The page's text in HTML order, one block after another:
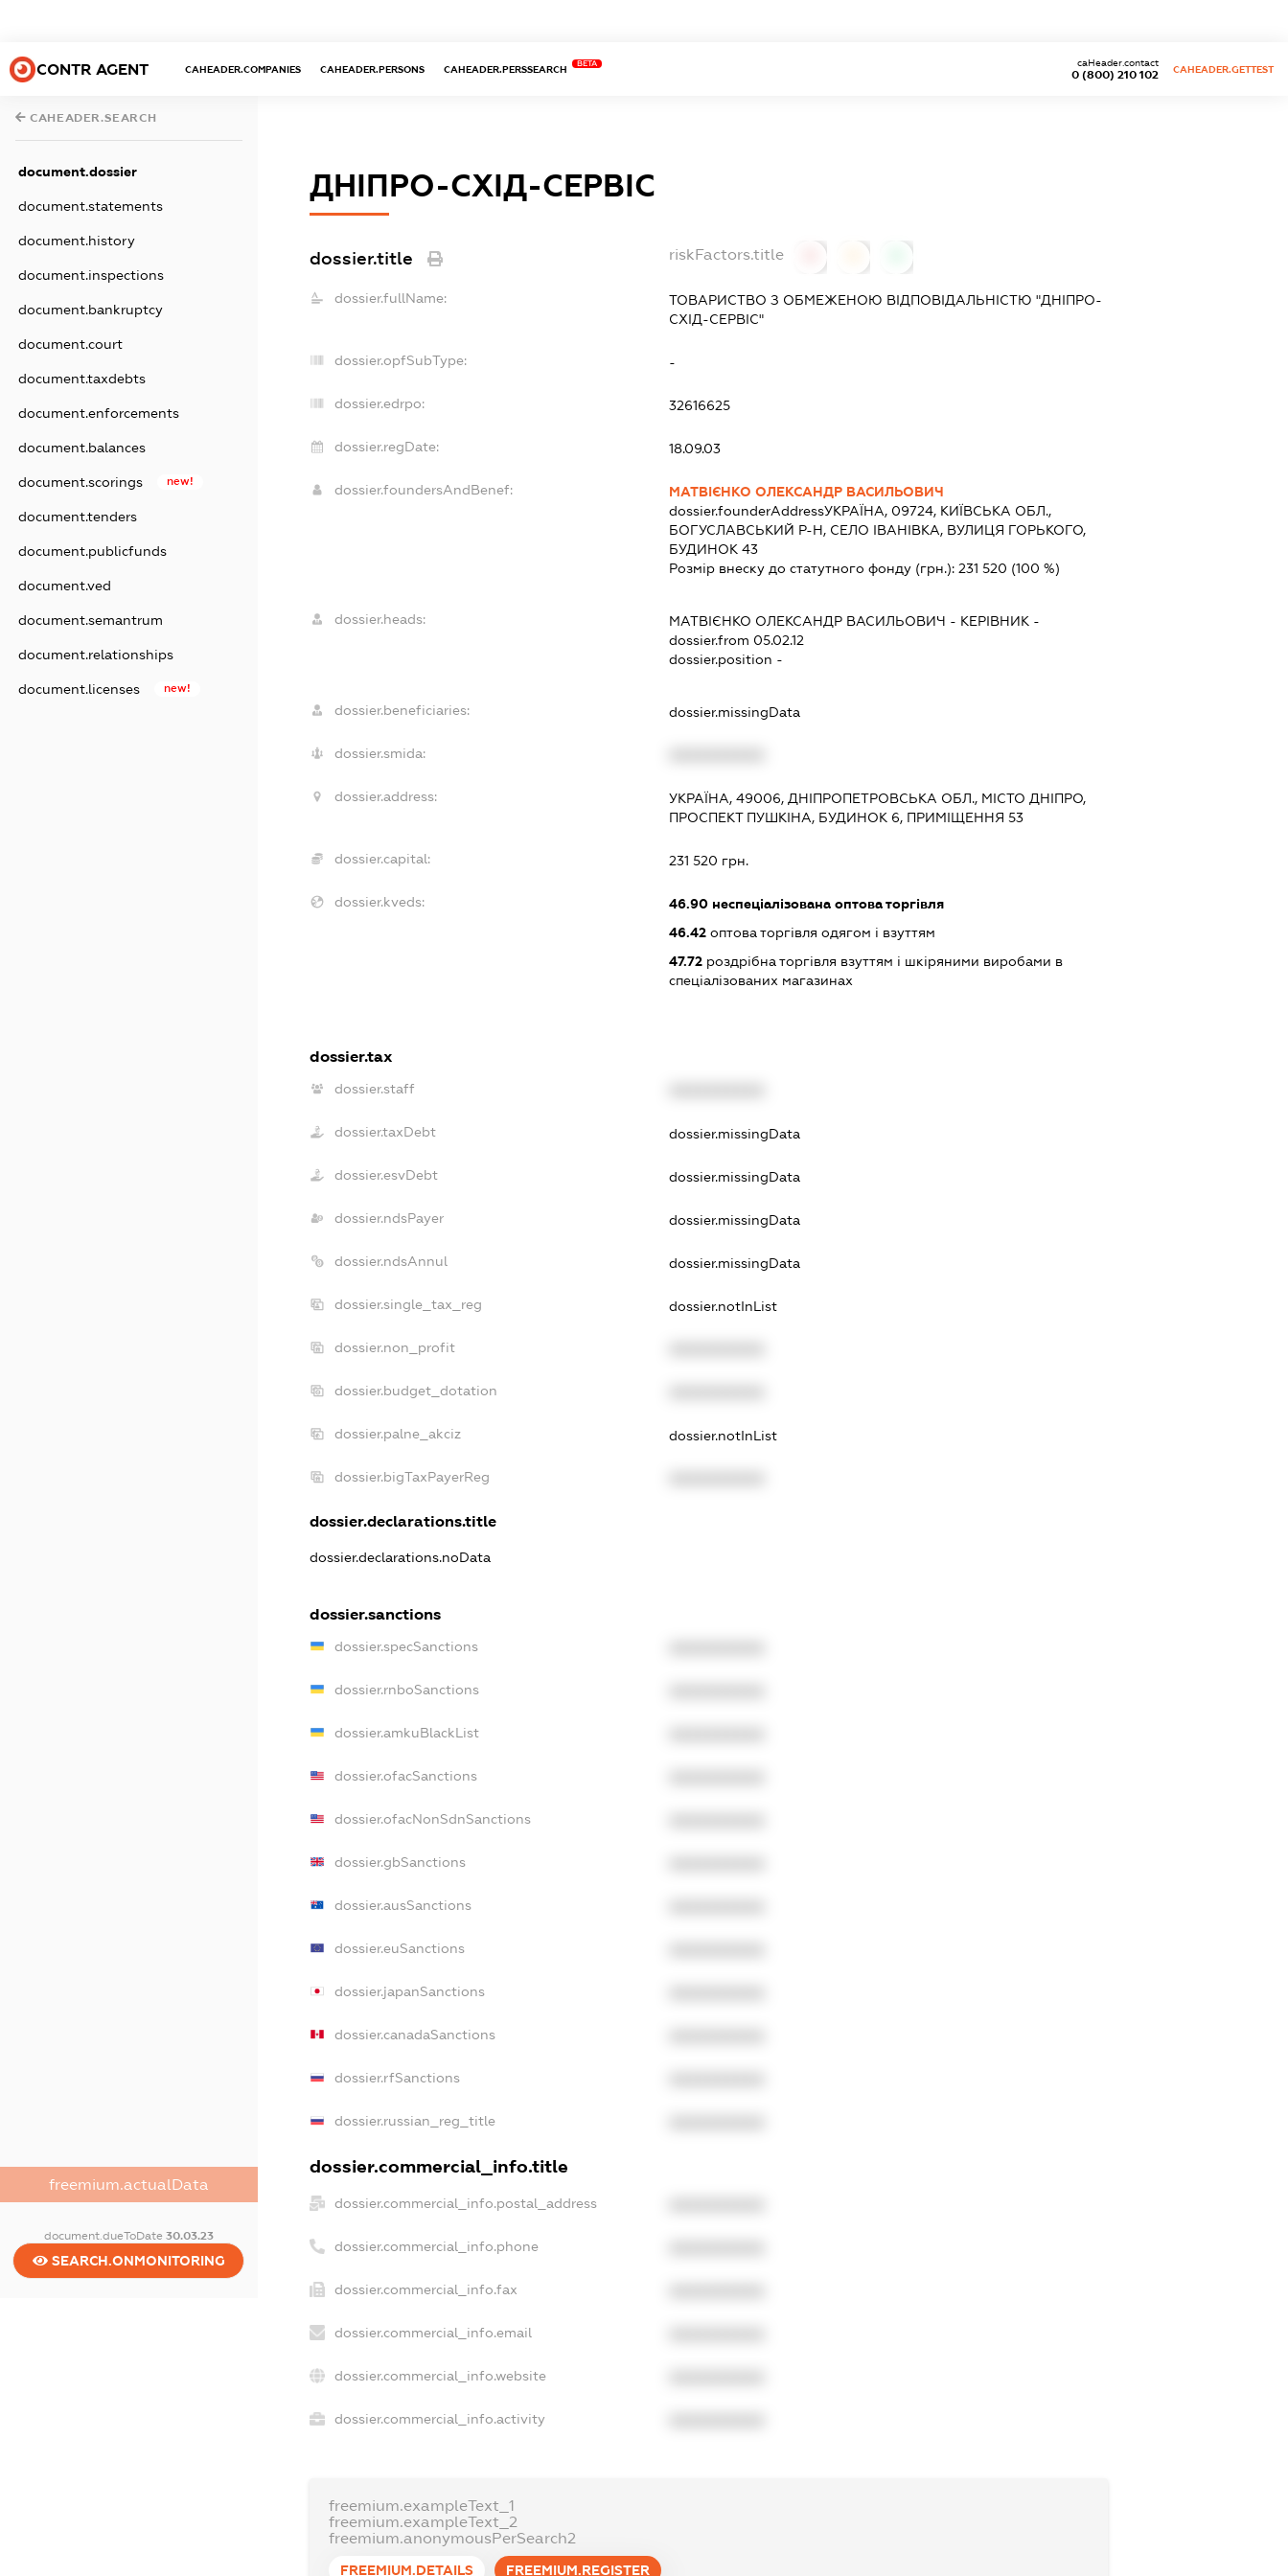
CONTR AGENT CAHEADER.COMPANIES CAHEADER.PERSONS CAHEADER.PERSSEARCH
BETA
0 (800) 210 102
caHeader.contact
CAHEADER.GETTEST
CAHEADER.SEARCH
document.dossier
document.statements
document.history
document.inspections
document.bankruptcy
document.court
document.taxdebts
document.enforcements
document.balances
document.scorings new!
document.tenders
document.publicfunds
document.ved
document.semantrum
document.relationships
document.licenses new!
freemium.actualData
document.dueToDate 30.03.23
SEARCH.ONMONITORING
ДНІПРО-СХІД-СЕРВІС
dossier.title riskFactors.title
dossier.fullName:
ТОВАРИСТВО З ОБМЕЖЕНОЮ ВІДПОВІДАЛЬНІСТЮ "ДНІПРО-
СХІД-СЕРВІС"
dossier.opfSubType: -
dossier.edrpo: 32616625
dossier.regDate: 18.09.03
dossier.foundersAndBenef:
МАТВІЄНКО ОЛЕКСАНДР ВАСИЛЬОВИЧ
dossier.founderAddressУКРАЇНА, 09724, КИЇВСЬКА ОБЛ.,
БОГУСЛАВСЬКИЙ Р-Н, СЕЛО ІВАНІВКА, ВУЛИЦЯ ГОРЬКОГО,
БУДИНОК 43
Розмір внеску до статутного фонду (грн.): 231 520 (100 %)
dossier.heads: МАТВІЄНКО ОЛЕКСАНДР ВАСИЛЬОВИЧ - КЕРІВНИК -
dossier.from 05.02.12
dossier.position -
dossier.beneficiaries: dossier.missingData
dossier.smida:
dossier.address:
УКРАЇНА, 49006, ДНІПРОПЕТРОВСЬКА ОБЛ., МІСТО ДНІПРО,
ПРОСПЕКТ ПУШКІНА, БУДИНОК 6, ПРИМІЩЕННЯ 53
dossier.capital: 231 520 грн.
dossier.kveds: 46.90неспеціалізована оптова торгівля
46.42оптова торгівля одягом і взуттям
47.72роздрібна торгівля взуттям і шкіряними виробами в
спеціалізованих магазинах
dossier.tax
dossier.staff
dossier.taxDebt dossier.missingData
dossier.esvDebt dossier.missingData
dossier.ndsPayer dossier.missingData
dossier.ndsAnnul dossier.missingData
dossier.single_tax_reg dossier.notInList
dossier.non_profit
dossier.budget_dotation
dossier.palne_akciz dossier.notInList
dossier.bigTaxPayerReg
dossier.declarations.title
dossier.declarations.noData
dossier.sanctions
dossier.specSanctions
dossier.rnboSanctions
dossier.amkuBlackList
dossier.ofacSanctions
dossier.ofacNonSdnSanctions
dossier.gbSanctions
dossier.ausSanctions
dossier.euSanctions
dossier.japanSanctions
dossier.canadaSanctions
dossier.rfSanctions
dossier.russian_reg_title
dossier.commercial_info.title
dossier.commercial_info.postal_address
dossier.commercial_info.phone
dossier.commercial_info.fax
dossier.commercial_info.email
dossier.commercial_info.website
dossier.commercial_info.activity
freemium.exampleText_1
freemium.exampleText_2
freemium.anonymousPerSearch2
FREEMIUM.DETAILS FREEMIUM.REGISTER